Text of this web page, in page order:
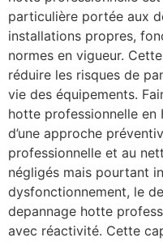
particulière portée aux
installations propres,
normes en vigueur.
réduire les risques de
vie des équipements.
hotte professionnelle en
d’une approche
professionnelle et au
négligés mais pourtant
dysfonctionnement, le
depannage hotte
avec réactivité. Cette